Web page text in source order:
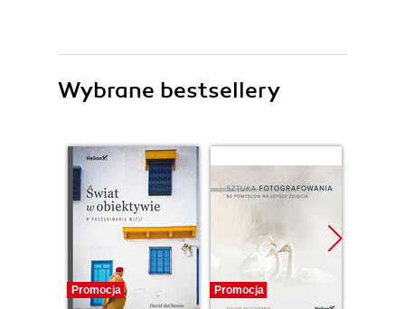
Wybrane bestsellery
Promocja Promocja